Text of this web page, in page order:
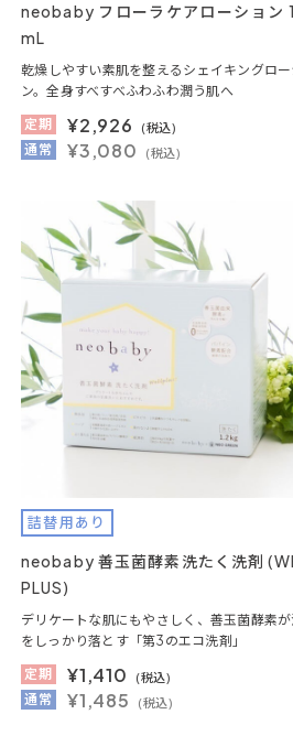
neobaby フローラケアローション
mL
乾燥しやすい素肌を整えるシェイキングロー
ン。全身すべすべふわふわ潤う肌へ
定期
¥2,926 (税込)
通常 ¥3,080 (税込)
詰替用あり
neobaby 善玉菌酵素洗たく洗剤
PLUS)
デリケートな肌にもやさしく、善玉菌酵素
をしっかり落とす「第3のエコ洗剤」
定期
¥1,410 (税込)
通常 ¥1,485 (税込)